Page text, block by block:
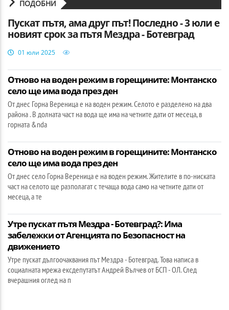
ПОДОБНИ
Пускат пътя, ама друг път! Последно - 3 юли е
новият срок за пътя Мездра - Ботевград
01 юли 2025
Отново на воден режим в горещините: Монтанско
село ще има вода през ден
От днес Горна Вереница е на воден режим. Селото е разделено на два
района . В долната част на вода ще има на четните дати от месеца, в
горната &nda
Отново на воден режим в горещините: Монтанско
село ще има вода през ден
От днес село Горна Вереница е на воден режим. Жителите в по-ниската
част на селото ще разполагат с течаща вода само на четните дати от
месеца, а те
Утре пускат пътя Мездра - Ботевград?: Има
забележки от Агенцията по Безопасност на
движението
Утре пускат дългоочаквания път Мездра - Ботевград. Това написа в
социалната мрежа ексдепутатът Андрей Вълчев от БСП - ОЛ. След
вчерашния оглед на п